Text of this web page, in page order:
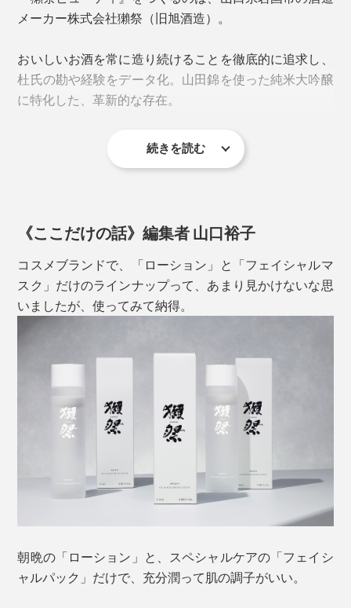
を重ねづけすると効果的です。
オイルが入っているのに、水分を弾くことなく、肌がベ
タつくこともなく、しっとり潤う。ローションでこの使
い心地は、なかなかにレア。
ブースター（導入美容液）としても機能するので、パッ
クなどのスペシャルケアの前に使うのもおすすめ。美容
成分の浸透を高める働きをします。
た後に使うとベター。透明感やもちもち感が変わりま
が、あれこれそろえる必要なし、１本で済むことを考え
ると、コスパも高いと言えると思います！
メーカー株式会社獺祭（旧旭酒造）。
おいしいお酒を常に造り続けることを徹底的に追求し、
杜氏の勘や経験をデータ化。山田錦を使った純米大吟醸
に特化した、革新的な存在。
近年の世界的和食ブームとも相まって、今や人気もグロ
そんな『獺祭』が、なぜ化粧品をつくったのか。
続きを読む
《ここだけの話》編集者 山口裕子
コスメブランドで、「ローション」と「フェイシャルマ
スク」だけのラインナップって、あまり見かけないな思
いましたが、使ってみて納得。
朝晩の「ローション」と、スペシャルケアの「フェイシ
ャルパック」だけで、充分潤って肌の調子がいい。